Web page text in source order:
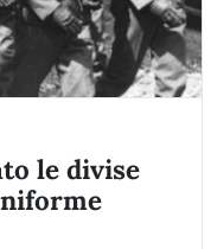
le divise